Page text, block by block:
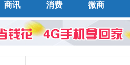
商讯 消费 微商